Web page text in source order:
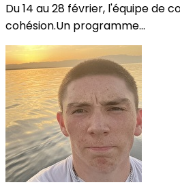
Du 14 au 28 février, l'équipe de
cohésion.Un programme...